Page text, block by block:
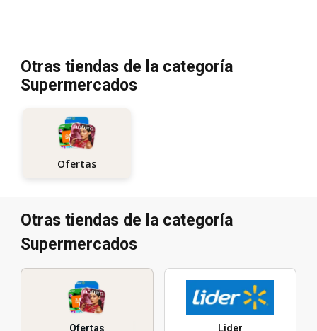
Otras tiendas de la categoría
Supermercados
Ofertas
Otras tiendas de la categoría
Supermercados
Ofertas Lider